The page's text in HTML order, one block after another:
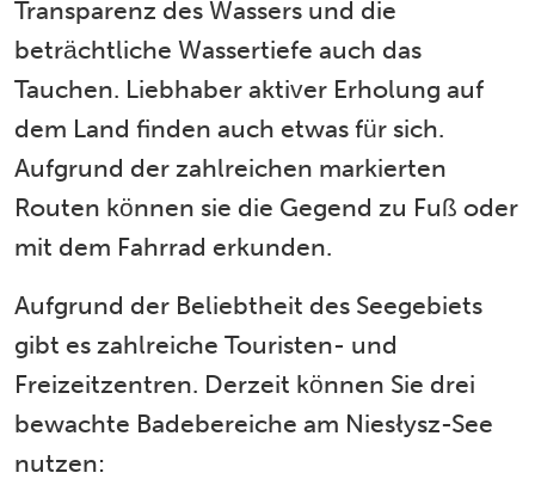
Transparenz des Wassers und die
beträchtliche Wassertiefe auch das
Tauchen. Liebhaber aktiver Erholung auf
dem Land finden auch etwas für sich.
Aufgrund der zahlreichen markierten
Routen können sie die Gegend zu Fuß oder
mit dem Fahrrad erkunden.
Aufgrund der Beliebtheit des Seegebiets
gibt es zahlreiche Touristen- und
Freizeitzentren. Derzeit können Sie drei
bewachte Badebereiche am Niesłysz-See
nutzen: